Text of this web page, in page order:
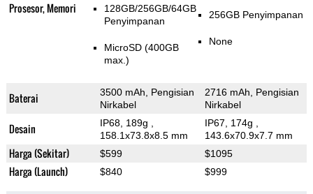
Prosesor, Memori
128GB/256GB/64GB
Penyimpanan
MicroSD (400GB
max.)
256GB Penyimpanan
None
Baterai
3500 mAh, Pengisian
Nirkabel
2716 mAh, Pengisian
Nirkabel
Desain IP68, 189g
158.1x73.8x8.5 mm
IP67, 174g
143.6x70.9x7.7 mm
Harga (Sekitar) $599 $1095
Harga (Launch) $840 $999